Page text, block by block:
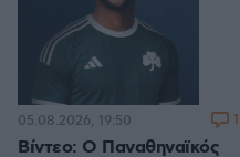
Βίντεο: Ο Παναθηναϊκός
05.08.2026, 19:50 1